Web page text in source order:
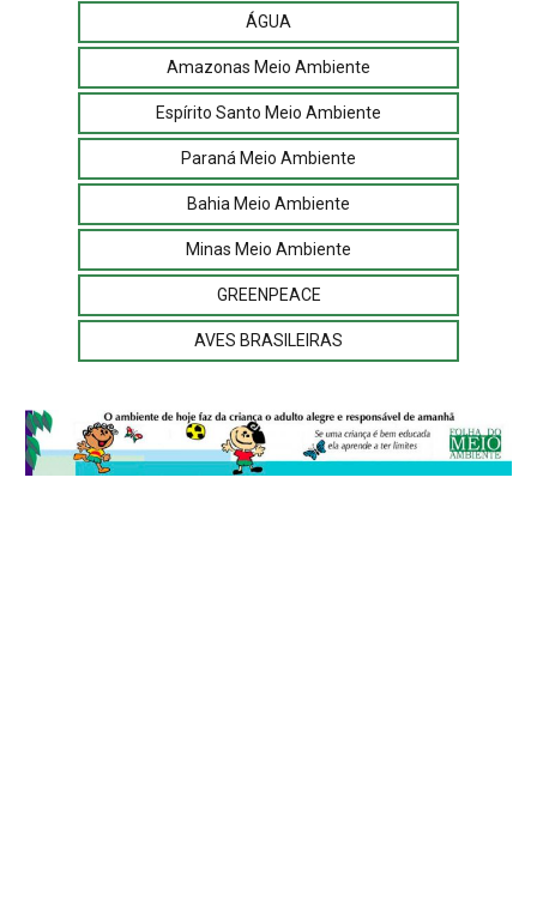
ÁGUA
Amazonas Meio Ambiente
Espírito Santo Meio Ambiente
Paraná Meio Ambiente
Bahia Meio Ambiente
Minas Meio Ambiente
GREENPEACE
AVES BRASILEIRAS